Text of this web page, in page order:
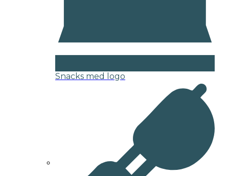
Snacks med logo